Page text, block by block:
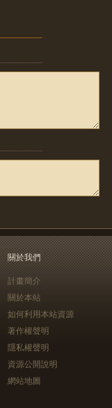
關於我們
計畫簡介
關於本站
如何利用本站資源
著作權聲明
隱私權聲明
資源公開說明
網站地圖